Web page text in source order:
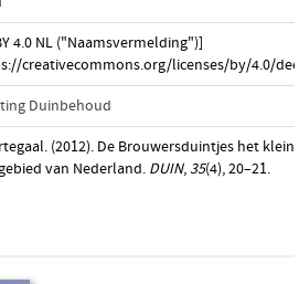
4.0 NL ("Naamsvermelding")]
creativecommons.org/licenses/by/4.0/
Duinbehoud
(2012). De Brouwersduintjes het
van Nederland. DUIN, 35(4), 20–21.